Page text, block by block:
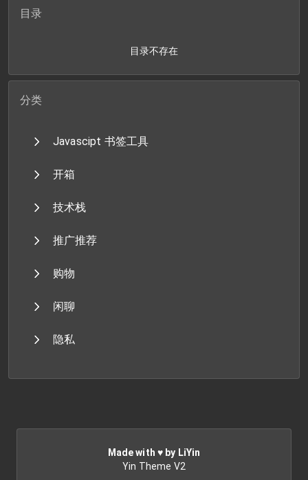
目录
目录不存在
分类
Javascipt 书签工具
开箱
技术栈
推广推荐
购物
闲聊
隐私
Made with ♥ by LiYin
Yin Theme V2